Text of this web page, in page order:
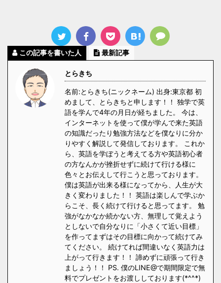
この記事を書いた人 最新記事
とらきち
名前:とらきち(ニックネーム) 出身:東京都 初
めまして、とらきちと申します！！ 独学で英
語を学んで4年の月日が経ちました。 今は、
インターネットを使って僕が学んで来た英語
の知識だったり勉強方法などを僕なりに分か
りやすく解説して発信しております。 これか
ら、英語を学ぼうと考えてる方や英語初心者
の方なんかが挫折せずに続けて行ける様に
色々とお伝えして行こうと思っております。
僕は英語が出来る様になってから、人生が大
きく変わりました！！ 英語は楽しんで学ぶか
らこそ、長く続けて行けると思ってます。 勉
強がなかなか続かない方、無理して覚えよう
としないで自分なりに「小さくて近い目標」
を作ってまずはその目標に向かって続けてみ
てください。 続けてれば間違いなく英語力は
上がって行きます！！ 諦めずに頑張って行き
ましょう！！ PS. 僕のLINE@で期間限定で無
料でプレゼントをお渡ししております(*^^*)